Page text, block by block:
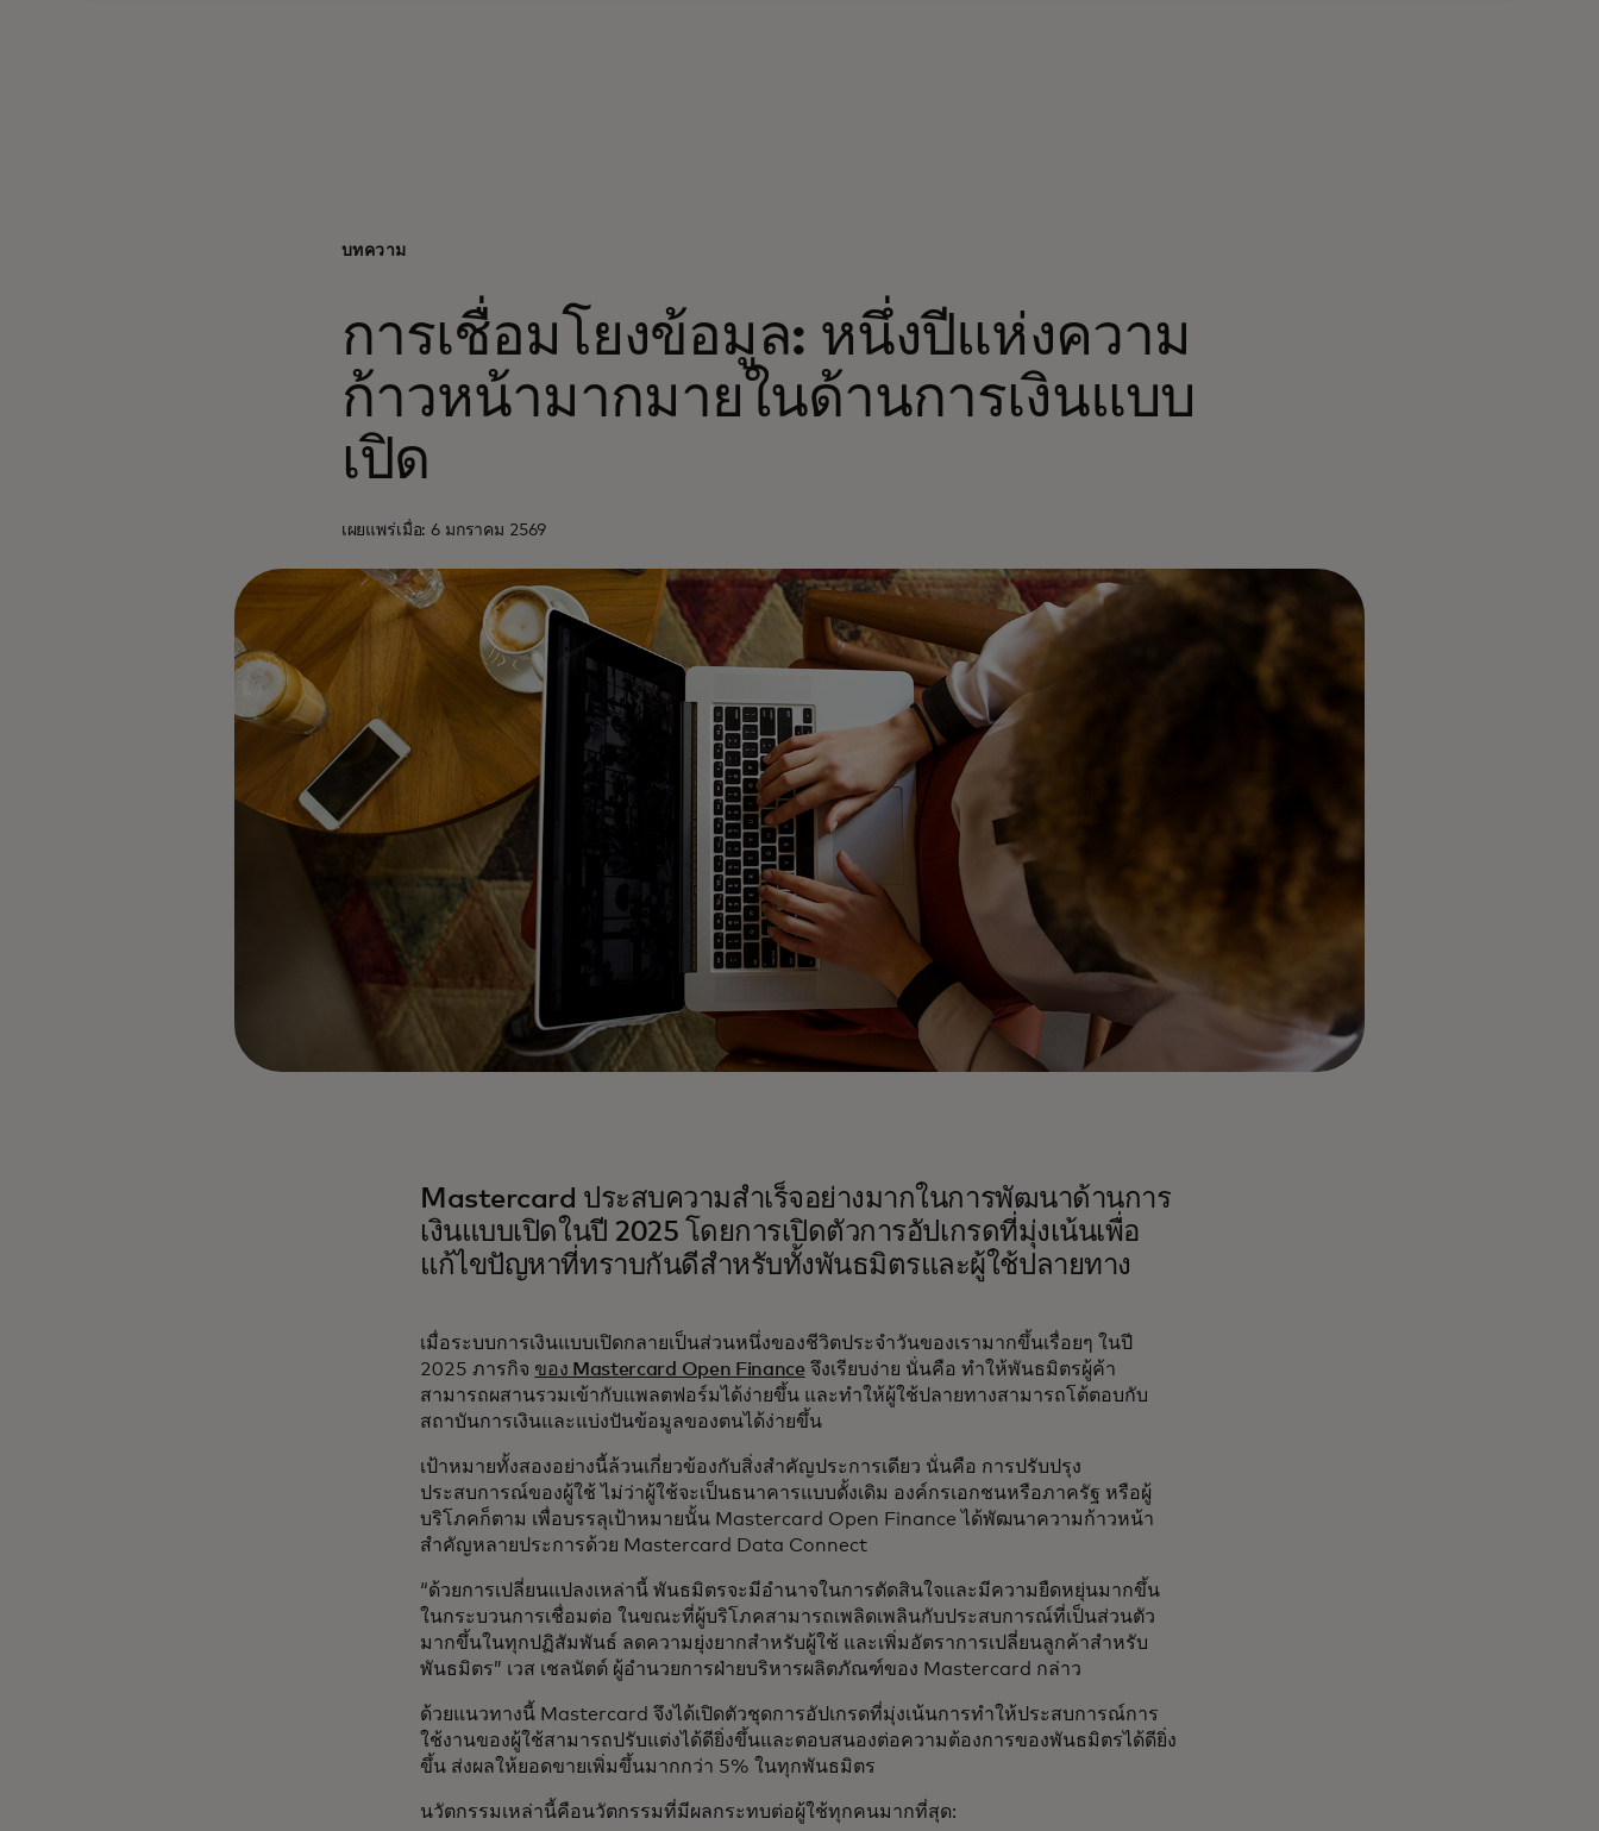
บทความ
การเชื่อมโยงข้อมูล: หนึ่งปีแห่งความ
ก้าวหน้ามากมายในด้านการเงินแบบ
เปิด
เผยแพร่เมื่อ: 6 มกราคม 2569
Mastercard ประสบความสำเร็จอย่างมากในการพัฒนาด้านการ
เงินแบบเปิดในปี 2025 โดยการเปิดตัวการอัปเกรดที่มุ่งเน้นเพื่อ
แก้ไขปัญหาที่ทราบกันดีสำหรับทั้งพันธมิตรและผู้ใช้ปลายทาง
เมื่อระบบการเงินแบบเปิดกลายเป็นส่วนหนึ่งของชีวิตประจำวันของเรามากขึ้นเรื่อยๆ ในปี
2025 ภารกิจ ของ Mastercard Open Finance จึงเรียบง่าย นั่นคือ ทำให้พันธมิตรผู้ค้า
สามารถผสานรวมเข้ากับแพลตฟอร์มได้ง่ายขึ้น และทำให้ผู้ใช้ปลายทางสามารถโต้ตอบกับ
สถาบันการเงินและแบ่งปันข้อมูลของตนได้ง่ายขึ้น
เป้าหมายทั้งสองอย่างนี้ล้วนเกี่ยวข้องกับสิ่งสำคัญประการเดียว นั่นคือ การปรับปรุง
ประสบการณ์ของผู้ใช้ ไม่ว่าผู้ใช้จะเป็นธนาคารแบบดั้งเดิม องค์กรเอกชนหรือภาครัฐ หรือผู้
บริโภคก็ตาม เพื่อบรรลุเป้าหมายนั้น Mastercard Open Finance ได้พัฒนาความก้าวหน้า
สำคัญหลายประการด้วย Mastercard Data Connect
“ด้วยการเปลี่ยนแปลงเหล่านี้ พันธมิตรจะมีอำนาจในการตัดสินใจและมีความยืดหยุ่นมากขึ้น
ในกระบวนการเชื่อมต่อ ในขณะที่ผู้บริโภคสามารถเพลิดเพลินกับประสบการณ์ที่เป็นส่วนตัว
มากขึ้นในทุกปฏิสัมพันธ์ ลดความยุ่งยากสำหรับผู้ใช้ และเพิ่มอัตราการเปลี่ยนลูกค้าสำหรับ
พันธมิตร” เวส เชลนัตต์ ผู้อำนวยการฝ่ายบริหารผลิตภัณฑ์ของ Mastercard กล่าว
ด้วยแนวทางนี้ Mastercard จึงได้เปิดตัวชุดการอัปเกรดที่มุ่งเน้นการทำให้ประสบการณ์การ
ใช้งานของผู้ใช้สามารถปรับแต่งได้ดียิ่งขึ้นและตอบสนองต่อความต้องการของพันธมิตรได้ดียิ่ง
ขึ้น ส่งผลให้ยอดขายเพิ่มขึ้นมากกว่า 5% ในทุกพันธมิตร
นวัตกรรมเหล่านี้คือนวัตกรรมที่มีผลกระทบต่อผู้ใช้ทุกคนมากที่สุด: